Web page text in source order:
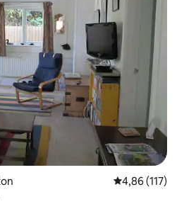
5 üzerinden
4,86 (117)